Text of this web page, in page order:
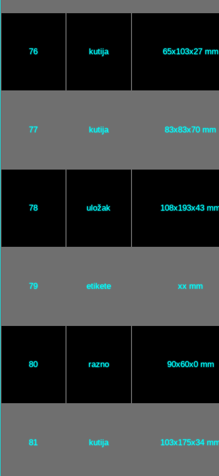
76 kutija 65x103x27 mm
77 kutija 83x83x70 mm
78 uložak 108x193x43
79 etikete xx mm
80 razno 90x60x0 mm
81 kutija 103x175x34